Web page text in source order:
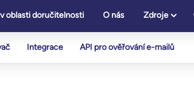
oblasti doručitelnosti O nás Zdroje
Integrace API pro ověřování e-mailů